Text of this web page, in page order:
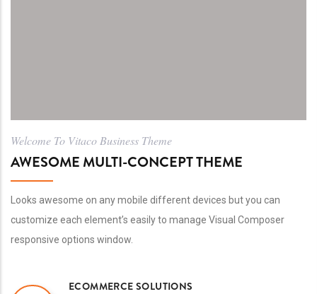
Welcome To Vitaco Business Theme
AWESOME MULTI-CONCEPT THEME
Looks awesome on any mobile different devices but you can
customize each element’s easily to manage Visual Composer
responsive options window.
ECOMMERCE SOLUTIONS